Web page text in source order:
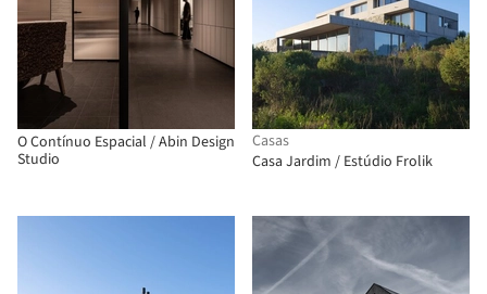
O Contínuo Espacial / Abin Design
Studio
Casas
Casa Jardim / Estúdio Frolik